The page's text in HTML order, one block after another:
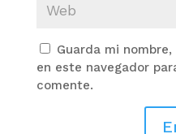
Guarda mi
en este navegador
comente.